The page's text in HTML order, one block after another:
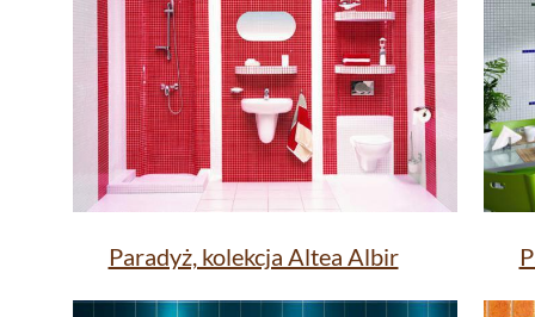
Paradyż, kolekcja Altea Albir